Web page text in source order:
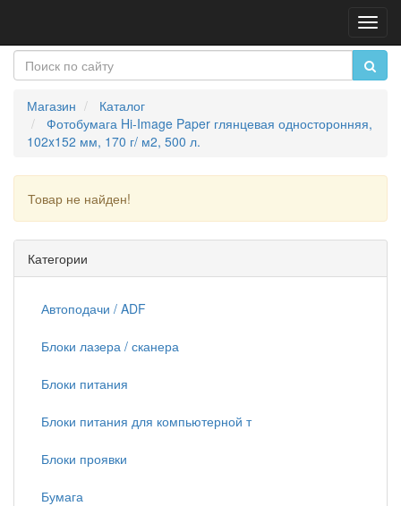
Магазин
Каталог
Фотобумага Hi-Image Paper глянцевая односторонняя,
102x152 мм, 170 г/ м2, 500 л.
Товар не найден!
Категории
Автоподачи / ADF
Блоки лазера / сканера
Блоки питания
Блоки питания для компьютерной т
Блоки проявки
Бумага